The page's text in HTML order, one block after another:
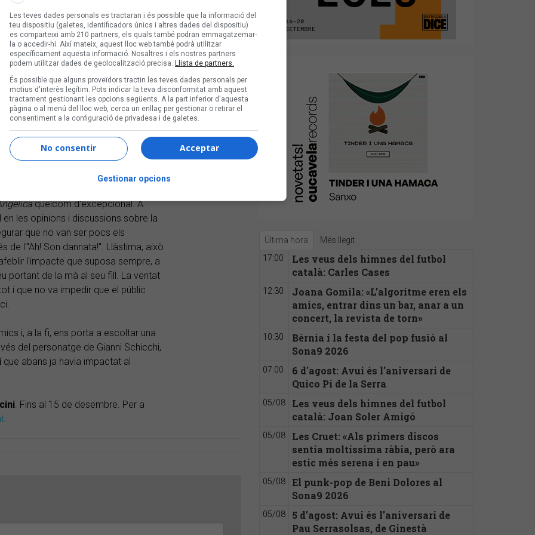
XX, i que pivoten en aquestIl
la finesaSusanna Mälkki. Sense ser
primerPuccini– ha mostrat detalls i
l'inici d'Il Tabarroha sonat a
un resultat sonor reeixit i
Davidsen, que debutava en un paper
per a papers que no són només els
, sinó que també té coses a dir en
de Giorgetta. Però el que
a formar part de la història del
i el
quelcom d'excepcional. A
les opinions i discussions sobre la
que no van ser pocs els
de l'"Ah! Son dannata!". Llàstima, això
l'impacte que suposa sempre, a
portant de la mà al seu fill. La veritat
i que no va impedir que el públic
i, a la fi, ens porta a escoltar una
del personatge de Gianni Schicchi,
que abans ja havia impactat al
. Fins al 15 de desembre. Per a
.
Última hora Més llegit
17:00
Les veus dels himnes del futbol
català: Carles Cases
12:30
Joana Gomila: «L’algoritme eren els
amics, entrar dins un bar, anar a un
concert, la revista de torn»
10:30
Bèrnia i la festa del pop fusió al
Sona9 2026
07:00
6 d'agost: Avui és l'aniversari de
Quico Pi de la Serra
05/08
Les veus dels himnes del futbol
català: Joan Soler Amigó
05/08
Les Cruet: «Als primers discos
sentia moltíssima ràbia, però ara
estic més serena i en pau»
05/08
El punk-pop de Beni Dolores al
Sona9 2026
05/08
5 d'agost: Avui és l'aniversari de
Pau Serrasolsas, de Ginestà
Les teves dades personals es tractaran i és possible que la informació del
teu dispositiu (galetes, identificadors únics i altres dades del dispositiu)
es comparteixi amb 210 partners, els quals també podran emmagatzemar-
la o accedir-hi. Així mateix, aquest lloc web també podrà utilitzar
específicament aquesta informació. Nosaltres i els nostres partners
podem utilitzar dades de geolocalització precisa. Llista de partners.
És possible que alguns proveïdors tractin les teves dades personals per
motius d'interès legítim. Pots indicar la teva disconformitat amb aquest
tractament gestionant les opcions següents. A la part inferior d'aquesta
pàgina o al menú del lloc web, cerca un enllaç per gestionar o retirar el
consentiment a la configuració de privadesa i de galetes.
Acceptar
No consentir
Gestionar opcions